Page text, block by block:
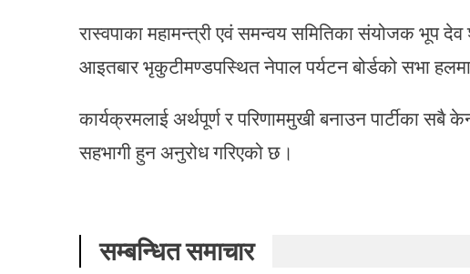
रास्वपाका महामन्त्री एवं समन्वय समितिका संयोजक भूप
आइतबार भृकुटीमण्डपस्थित नेपाल पर्यटन बोर्डको सभा
कार्यक्रमलाई अर्थपूर्ण र परिणाममुखी बनाउन पार्टीका सबै
सहभागी हुन अनुरोध गरिएको छ।
सम्बन्धित समाचार